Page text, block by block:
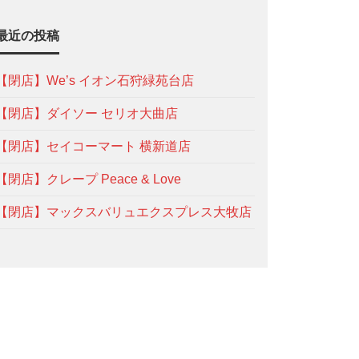
近の投稿
【閉店】We’s イオン石狩緑苑台店
【閉店】ダイソー セリオ大曲店
【閉店】セイコーマート 横新道店
【閉店】クレープ Peace & Love
【閉店】マックスバリュエクスプレス大牧店